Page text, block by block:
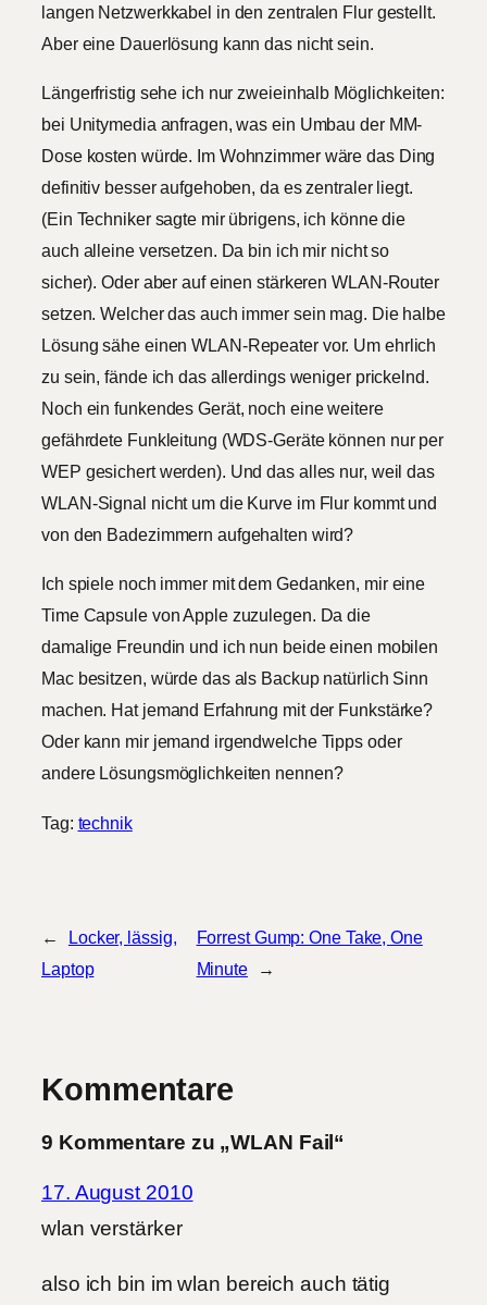
langen Netzwerkkabel in den zentralen Flur gestellt.
Aber eine Dauerlösung kann das nicht sein.
Längerfristig sehe ich nur zweieinhalb Möglichkeiten:
bei Unitymedia anfragen, was ein Umbau der MM-
Dose kosten würde. Im Wohnzimmer wäre das Ding
definitiv besser aufgehoben, da es zentraler liegt.
(Ein Techniker sagte mir übrigens, ich könne die
auch alleine versetzen. Da bin ich mir nicht so
sicher). Oder aber auf einen stärkeren WLAN-Router
setzen. Welcher das auch immer sein mag. Die halbe
Lösung sähe einen WLAN-Repeater vor. Um ehrlich
zu sein, fände ich das allerdings weniger prickelnd.
Noch ein funkendes Gerät, noch eine weitere
gefährdete Funkleitung (WDS-Geräte können nur per
WEP gesichert werden). Und das alles nur, weil das
WLAN-Signal nicht um die Kurve im Flur kommt und
von den Badezimmern aufgehalten wird?
Ich spiele noch immer mit dem Gedanken, mir eine
Time Capsule von Apple zuzulegen. Da die
damalige Freundin und ich nun beide einen mobilen
Mac besitzen, würde das als Backup natürlich Sinn
machen. Hat jemand Erfahrung mit der Funkstärke?
Oder kann mir jemand irgendwelche Tipps oder
andere Lösungsmöglichkeiten nennen?
Tag: technik
←
Locker, lässig,
Laptop
Forrest Gump: One Take, One
Minute
→
Kommentare
9 Kommentare zu „WLAN Fail“
17. August 2010
wlan verstärker
also ich bin im wlan bereich auch tätig